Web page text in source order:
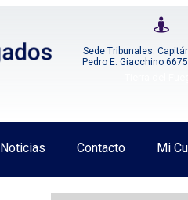
Sede Tribunales:
Pedro E. Giacchino
Noticias Contacto Mi